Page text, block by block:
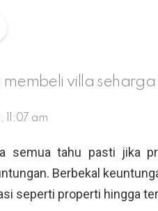
villa
11:07 am
semua tahu pasti jika
Berbekal
seperti properti hingga